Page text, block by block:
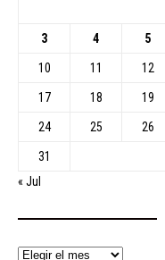
3 4 5
10 11 12
17 18 19
24 25 26
31
« Jul